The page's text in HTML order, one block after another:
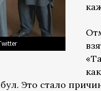
Это стало